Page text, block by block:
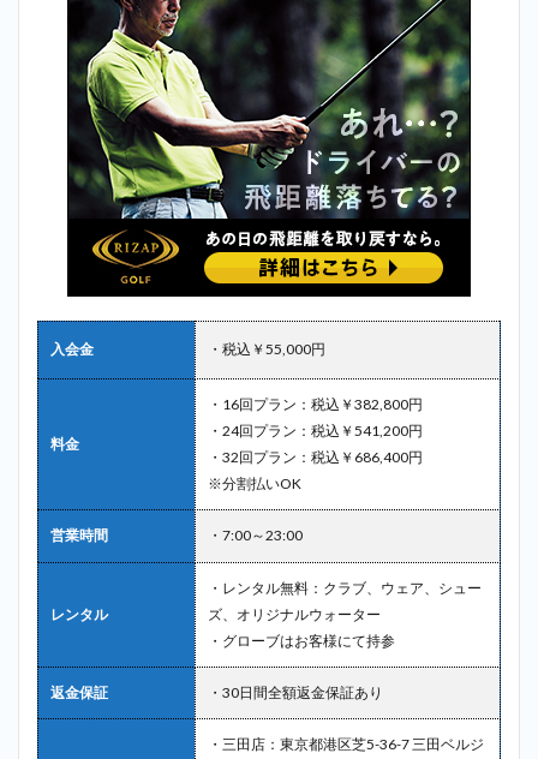
2.6
ップ
ゴル
フ＿
大崎
広小
路
2.7
8
位：ゼン
ゴルフレ
ンジ
（ZEN
＿大崎広
小路
2.8
9位：
ゴル
フス
テー
ショ
ン新
宿＿
大崎
広小
路
2.9
10
入会金 ・税込￥55,000円
料金
・16回プラン：税込￥382,800円
・24回プラン：税込￥541,200円
・32回プラン：税込￥686,400円
※分割払いOK
営業時間 ・7:00～23:00
レンタル
・レンタル無料：クラブ、ウェア、シュー
ズ、オリジナルウォーター
・グローブはお客様にて持参
返金保証 ・30日間全額返金保証あり
・三田店：東京都港区芝5-36-7 三田ベルジ